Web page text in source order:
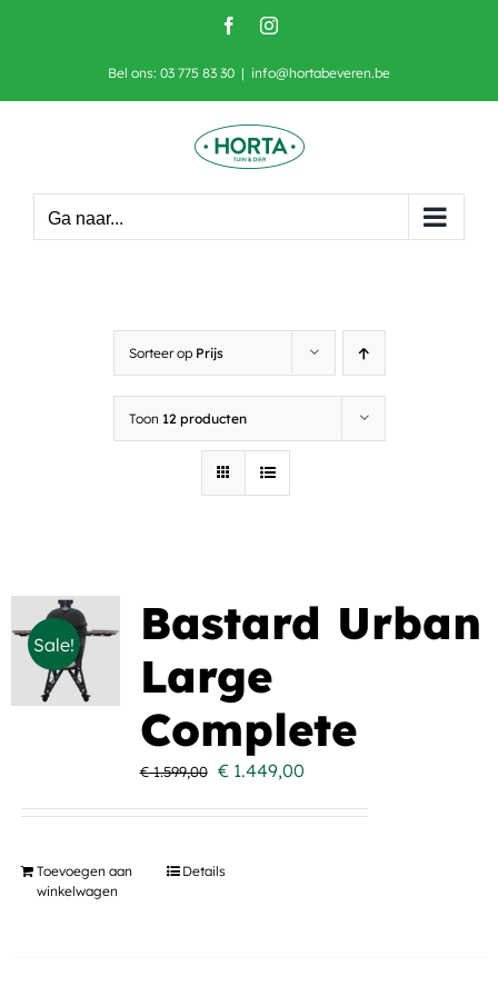
FacebookInstagram
Bel ons: 03 775 83 30 | info@hortabeveren.be
Ga naar...
Sorteer op Prijs
Toon 12 producten
Sale!
Bastard Urban
Large
Complete
€1.599,00 Oorspronkelijke
€1.449,00Huidige
Toevoegen aan
winkelwagen
Details